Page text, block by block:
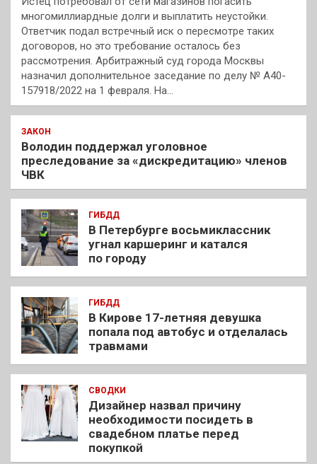
многомиллиардные долги и выплатить неустойки.
Ответчик подал встречный иск о пересмотре таких
договоров, но это требование осталось без
рассмотрения. Арбитражный суд города Москвы
назначил дополнительное заседание по делу № А40-
157918/2022 на 1 февраля. На…
ЗАКОН
Володин поддержал уголовное
преследование за «дискредитацию» членов
ЧВК
ГИБДД
В Петербурге восьмиклассник
угнал каршеринг и катался
по городу
ГИБДД
В Кирове 17-летняя девушка
попала под автобус и отделалась
травмами
СВОДКИ
Дизайнер назвал причину
необходимости посидеть в
свадебном платье перед
покупкой